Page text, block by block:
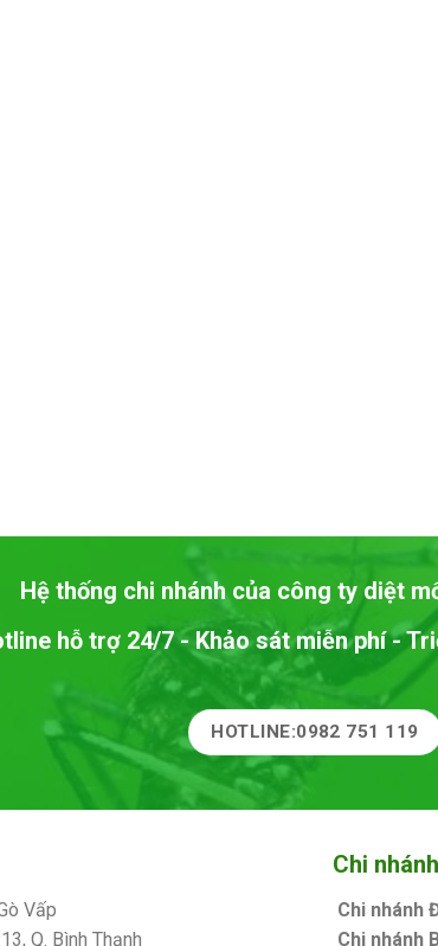
Hệ thống chi nhánh của công ty diệt
hỗ trợ 24/7 - Khảo sát miễn phí -
HOTLINE:0982 751 119
Vấp
Q. Bình Thạnh
Chi
Chi nhánh
Chi nhánh